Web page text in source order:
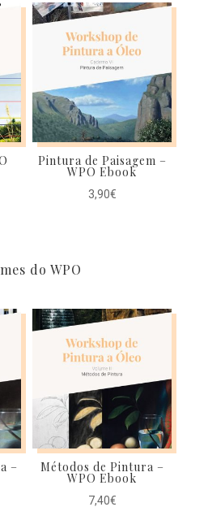
Pintura de Paisagem –
WPO Ebook
3,90€
do WPO
– Métodos de Pintura –
WPO Ebook
7,40€